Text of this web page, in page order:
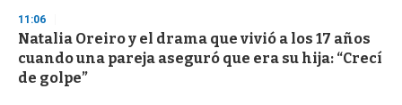
s
e
c
o
n
11:06
Natalia Oreiro y el drama que vivió a los 17 años
cuando una pareja aseguró que era su hija: “Crecí
de golpe”